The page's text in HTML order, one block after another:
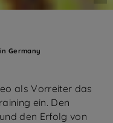
Germany
als Vorreiter das
ein. Den
den Erfolg von